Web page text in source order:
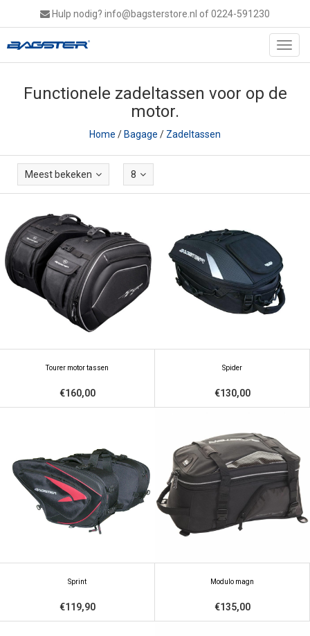
Hulp nodig? info@bagsterstore.nl of 0224-591230
Functionele zadeltassen voor op de
motor.
Home /Bagage / Zadeltassen
Meest bekeken 8
Tourer motor tassen
€160,00
Spider
€130,00
Sprint
€119,90
Modulo magn
€135,00